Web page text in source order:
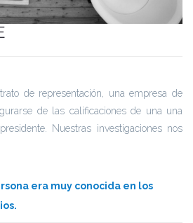
de representación, una empresa de
de las calificaciones de una una
Nuestras investigaciones nos
era muy conocida en los